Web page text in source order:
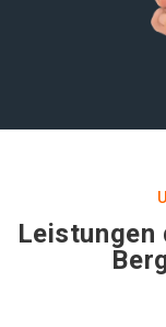
Leistungen